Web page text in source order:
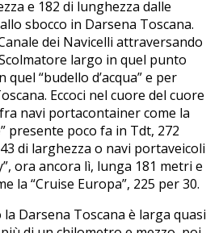
e 182 di lunghezza dalle
sbocco in Darsena Toscana.
dei Navicelli attraversando
largo in quel punto
quel “budello d’acqua” e per
Eccoci nel cuore del cuore
navi portacontainer come la
presente poco fa in Tdt, 272
di larghezza o navi portaveicoli
ora ancora lì, lunga 181 metri e
la “Cruise Europa”, 225 per 30.
la Darsena Toscana è larga quasi